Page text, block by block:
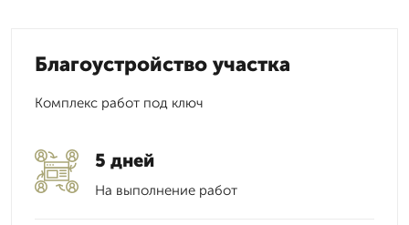
Благоустройство участка
Комплекс работ под ключ
5 дней
На выполнение работ